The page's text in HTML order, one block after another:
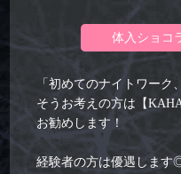
体入ショコ
「初めてのナイトワーク
そうお考えの方は【
お勧めします！
経験者の方は優遇します